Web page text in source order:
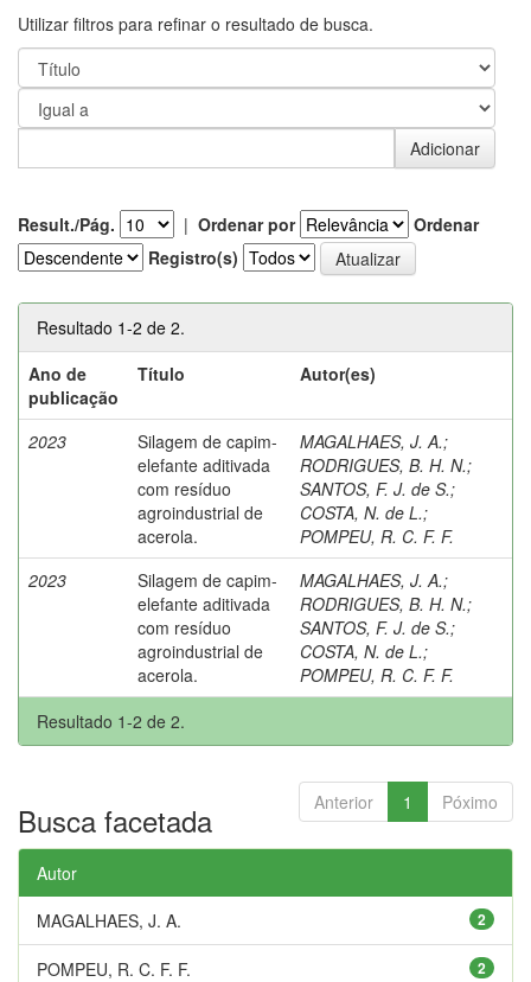
Utilizar filtros para refinar o resultado de busca.
Result./Pág. | Ordenar por
Ordenar
Registro(s)
Resultado 1-2 de 2.
Ano de
publicação
Título Autor(es)
2023
Silagem de capim-
elefante aditivada
com resíduo
agroindustrial de
acerola.
MAGALHAES, J. A.;
RODRIGUES, B. H. N.;
SANTOS, F. J. de S.;
COSTA, N. de L.;
POMPEU, R. C. F. F.
2023
Silagem de capim-
elefante aditivada
com resíduo
agroindustrial de
acerola.
MAGALHAES, J. A.;
RODRIGUES, B. H. N.;
SANTOS, F. J. de S.;
COSTA, N. de L.;
POMPEU, R. C. F. F.
Resultado 1-2 de 2.
Anterior 1 Póximo
Busca facetada
Autor
2
MAGALHAES, J. A.
2
POMPEU, R. C. F. F.